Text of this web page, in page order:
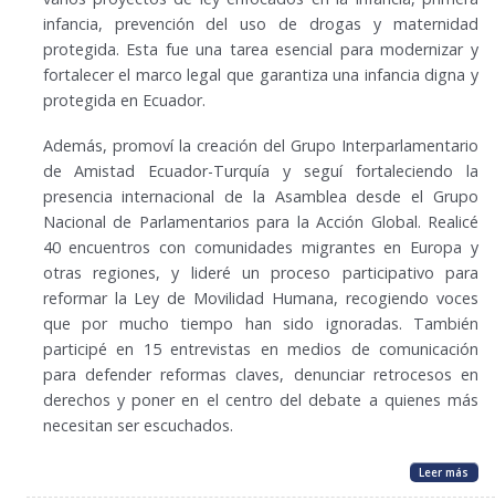
infancia, prevención del uso de drogas y maternidad
protegida. Esta fue una tarea esencial para modernizar y
fortalecer el marco legal que garantiza una infancia digna y
protegida en Ecuador.
Además, promoví la creación del Grupo Interparlamentario
de Amistad Ecuador-Turquía y seguí fortaleciendo la
presencia internacional de la Asamblea desde el Grupo
Nacional de Parlamentarios para la Acción Global. Realicé
40 encuentros con comunidades migrantes en Europa y
otras regiones, y lideré un proceso participativo para
reformar la Ley de Movilidad Humana, recogiendo voces
que por mucho tiempo han sido ignoradas. También
participé en 15 entrevistas en medios de comunicación
para defender reformas claves, denunciar retrocesos en
derechos y poner en el centro del debate a quienes más
necesitan ser escuchados.
Leer más